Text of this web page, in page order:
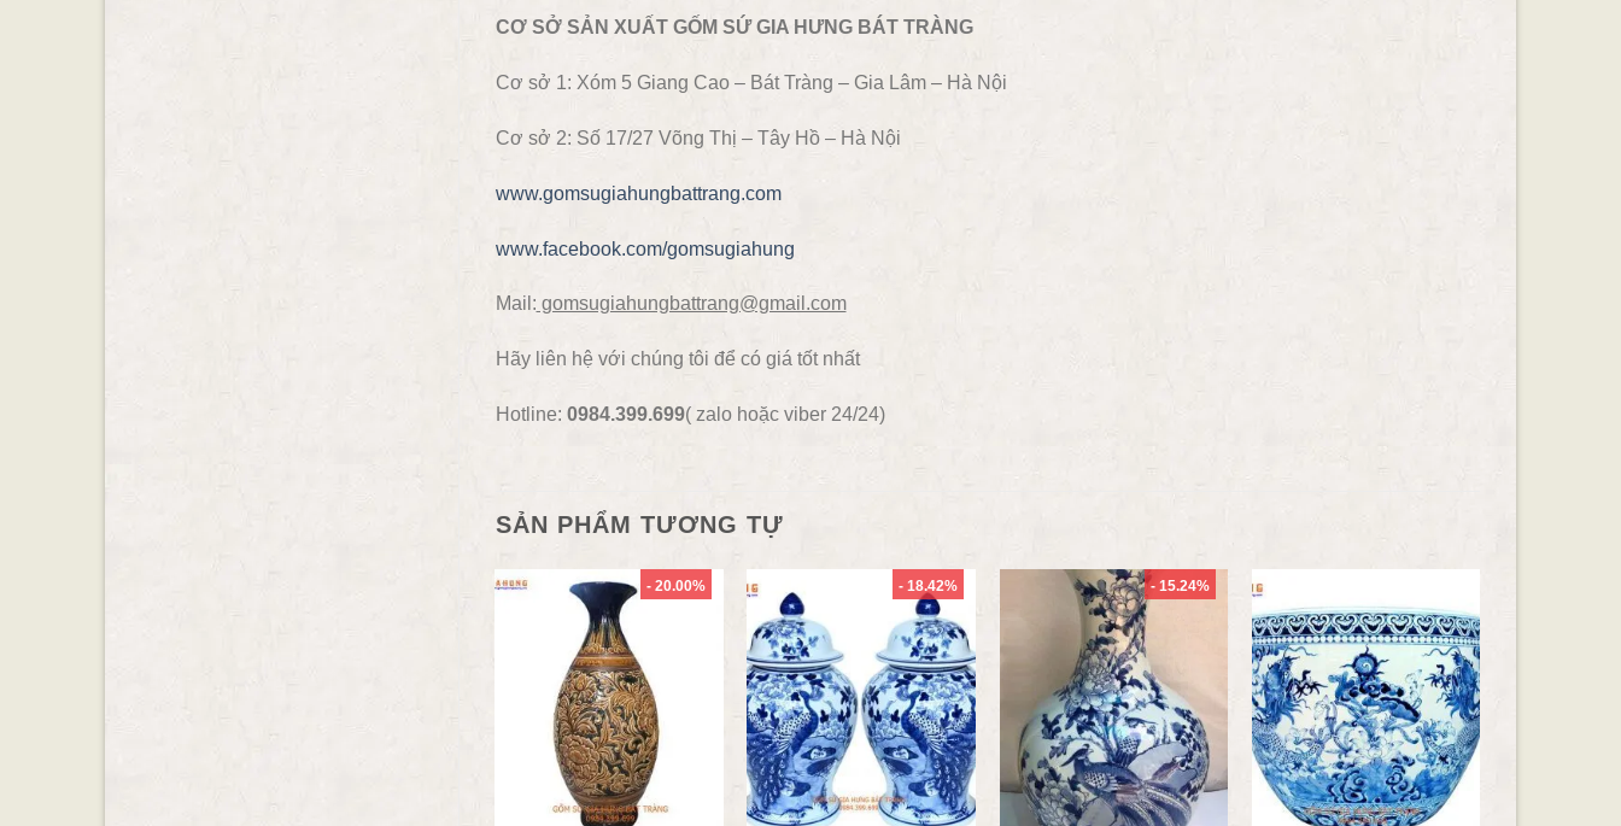
CƠ SỞ SẢN XUẤT GỐM SỨ GIA HƯNG BÁT TRÀNG
Cơ sở 1: Xóm 5 Giang Cao – Bát Tràng – Gia Lâm – Hà Nội
Cơ sở 2: Số 17/27 Võng Thị – Tây Hồ – Hà Nội
www.gomsugiahungbattrang.com
www.facebook.com/gomsugiahung
Mail: gomsugiahungbattrang@gmail.com
Hãy liên hệ với chúng tôi để có giá tốt nhất
Hotline: 0984.399.699( zalo hoặc viber 24/24)
SẢN PHẨM TƯƠNG TỰ
- 20.00% - 18.42% - 15.24%